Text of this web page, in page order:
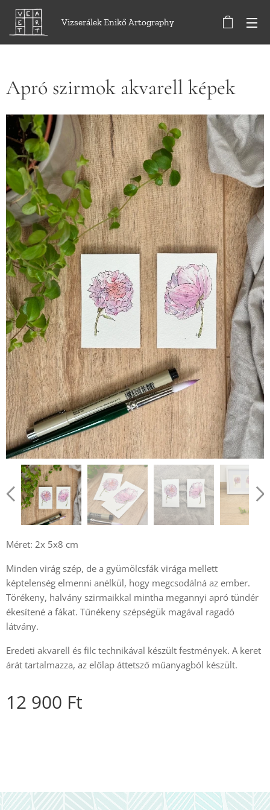
Vizserálek Enikő Artography
Apró szirmok akvarell képek
Méret: 2x 5x8 cm
Minden virág szép, de a gyümölcsfák virága mellett
képtelenség elmenni anélkül, hogy megcsodálná az ember.
Törékeny, halvány szirmaikkal mintha megannyi apró tündér
ékesítené a fákat. Tűnékeny szépségük magával ragadó
látvány.
Eredeti akvarell és filc technikával készült festmények. A keret
árát tartalmazza, az előlap áttetsző műanyagból készült.
12 900 Ft